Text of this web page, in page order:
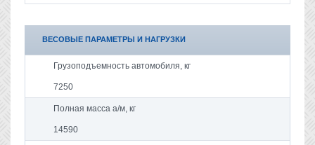
ВЕСОВЫЕ ПАРАМЕТРЫ И НАГРУЗКИ
Грузоподъемность автомобиля, кг
7250
Полная масса а/м, кг
14590